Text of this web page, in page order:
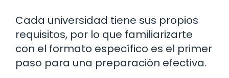
Cada universidad tiene sus propios
requisitos, por lo que familiarizarte
con el formato específico es el primer
paso para una preparación efectiva.